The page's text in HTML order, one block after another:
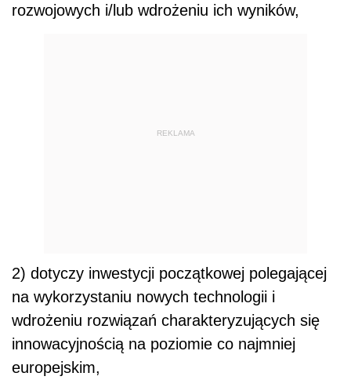
rozwojowych i/lub wdrożeniu ich wyników,
REKLAMA
2) dotyczy inwestycji początkowej polegającej
na wykorzystaniu nowych technologii i
wdrożeniu rozwiązań charakteryzujących się
innowacyjnością na poziomie co najmniej
europejskim,